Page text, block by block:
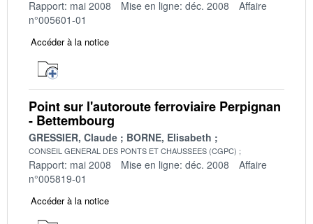
Rapport: mai 2008 Mise en ligne: déc. 2008
Affaire
n°005601-01
Accéder à la notice
Point sur l'autoroute ferroviaire Perpignan
- Bettembourg
GRESSIER, Claude BORNE, Elisabeth
CONSEIL GENERAL DES PONTS ET CHAUSSEES (CGPC)
Rapport: mai 2008 Mise en ligne: déc. 2008
Affaire
n°005819-01
Accéder à la notice